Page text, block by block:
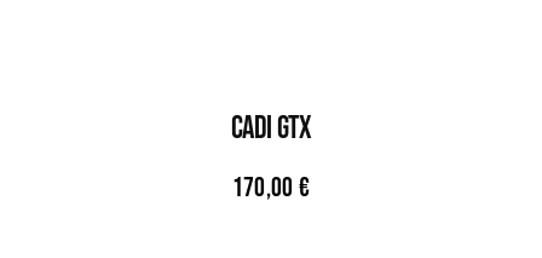
CADI GTX
170,00 €